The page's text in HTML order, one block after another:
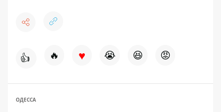
👍 🔥 ♥ 😭 😆 😡
ОДЕССА